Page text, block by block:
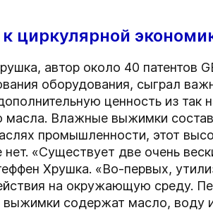
циркулярной
автор около 40 патентов
оборудования, сыграл
ценность из
масла. Влажные выжимки
промышленности, этот
нет. «Существует две очень
Хрушка. «Во-первых,
на окружающую среду.
содержат масло, воду